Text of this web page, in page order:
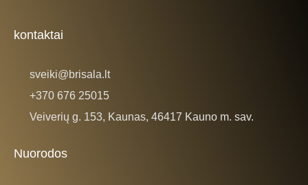
-
f
m
kontaktai
sveiki@brisala.lt
+370 676 25015
Veiverių g. 153, Kaunas, 46417 Kauno m. sav.
Nuorodos